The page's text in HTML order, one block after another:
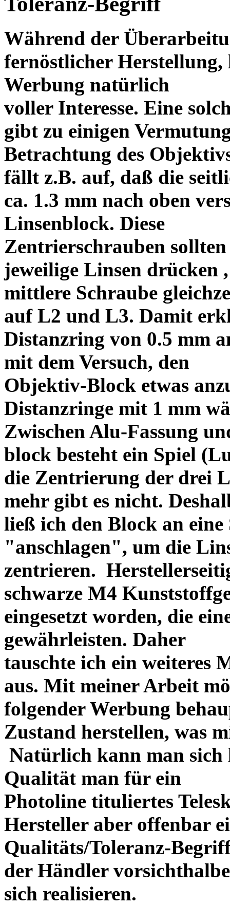
Während der
fernöstlicher Herstellung,
Werbung natürlich
voller Interesse. Eine
gibt zu einigen
Betrachtung des
fällt z.B. auf, daß die
ca. 1.3 mm nach oben
Linsenblock. Diese
Zentrierschrauben
jeweilige Linsen drücken
mittlere Schraube
auf L2 und L3. Damit
Distanzring von 0.5 mm
mit dem Versuch, den
Objektiv-Block etwas
Distanzringe mit 1 mm
Zwischen Alu-Fassung
block besteht ein Spiel
die Zentrierung der drei
mehr gibt es nicht.
ließ ich den Block an eine
"anschlagen", um die
zentrieren.
schwarze M4
eingesetzt worden, die
gewährleisten. Daher
tauschte ich ein weiteres
aus. Mit meiner Arbeit
folgender Werbung
Zustand herstellen, was
Natürlich kann man sich
Qualität man für ein
Photoline tituliertes
Hersteller aber offenbar
Qualitäts/Toleranz-
der Händler
sich realisieren.